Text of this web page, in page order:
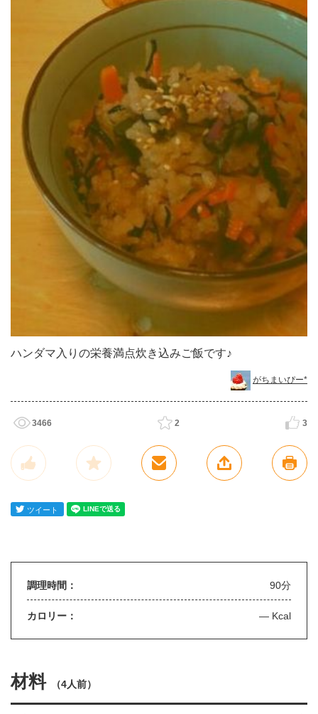
ハンダマ入りの栄養満点炊き込みご飯です♪
がちまいぴー*
3466 2 3
調理時間： 90分
カロリー： — Kcal
材料 （4人前）